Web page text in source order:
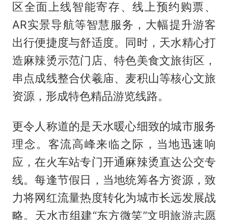
区全面上线智能寄存、线上预约购票、
AR实景导航等智慧服务，大幅提升游客
出行便捷度与舒适度。同时，天水精心打
造麻辣烫示范门店、特色美食文旅街区，
串点成线整合伏羲庙、麦积山等核心文旅
资源，形成特色精品游览线路。
更令人称道的是天水暖心细致的城市服务
理念。客流高峰来临之际，当地迅速响
应，在火车站专门开通麻辣烫直达公交专
线。每逢节假日，当地统筹各方资源，致
力将网红流量热度转化为城市长远发展战
略。天水市组建“东方微笑”文明旅游志愿